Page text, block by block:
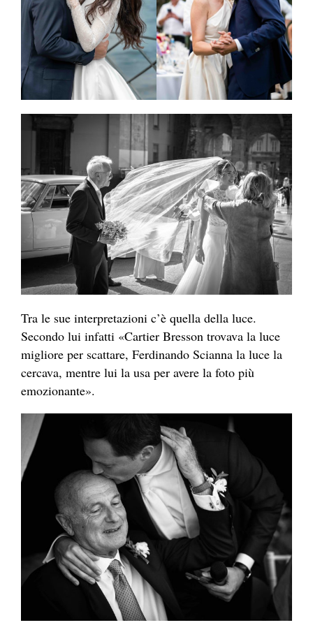
Tra le sue interpretazioni c’è quella della luce.
Secondo lui infatti «Cartier Bresson trovava la luce
migliore per scattare, Ferdinando Scianna la luce la
cercava, mentre lui la usa per avere la foto più
emozionante».